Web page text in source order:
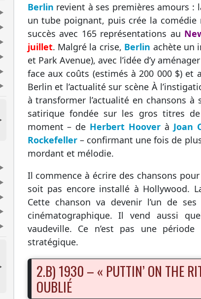
Berlin revient à ses premières amours :
un tube poignant, puis crée la comédie
succès avec 165 représentations au
juillet. Malgré la crise, Berlin achète un
et Park Avenue), avec l’idée d’y
face aux coûts (estimés à 200 000 $)
Berlin et l’actualité sur scène À
à transformer l’actualité en chansons à
satirique fondée sur les gros titres
moment – de Herbert Hoover à Joan
Rockefeller– confirmant une fois de
mordant et mélodie.
Il commence à écrire des chansons
soit pas encore installé à Hollywood.
Cette chanson va devenir l’un de
cinématographique. Il vend aussi
vaudeville. Ce n’est pas une
stratégique.
2.B) 1930 – « PUTTIN’ ON THE
OUBLIÉ